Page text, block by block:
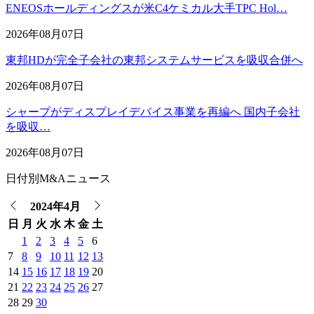
ENEOSホールディングスが米C4ケミカル大手TPC Hol…
2026年08月07日
東邦HDが完全子会社の東邦システムサービスを吸収合併へ
2026年08月07日
シャープがディスプレイデバイス事業を再編へ 国内子会社
を吸収…
2026年08月07日
日付別M&Aニュース
2024年4月
日
月 火 水 木 金 土
1
2 3 4 5
6
7
8 9 10 11 12 13
14 15 16 17 18 19 20
21 22 23 24 25 26 27
28 29 30